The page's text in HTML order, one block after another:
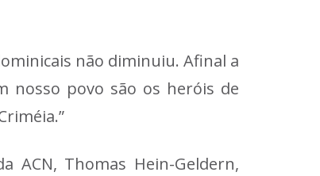
não diminuiu. Afinal a
nosso povo são os heróis de
ACN, Thomas Hein-Geldern,